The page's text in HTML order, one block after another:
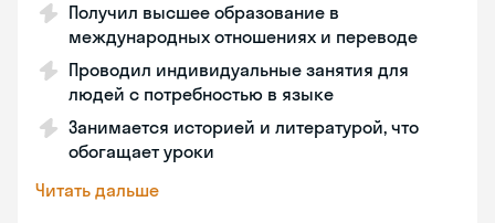
Получил высшее образование в
международных отношениях и переводе
Проводил индивидуальные занятия для
людей с потребностью в языке
Занимается историей и литературой, что
обогащает уроки
Читать дальше